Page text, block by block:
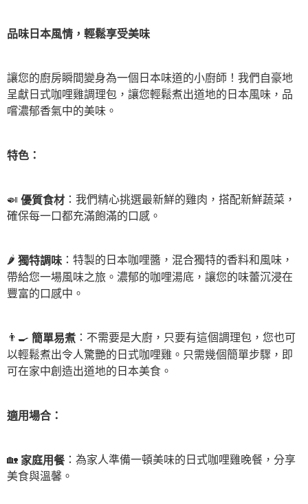
3.實際核准額度、可分期數及費用金額請依後續交易確認頁面所載為準。
4.訂單成立30分鐘內，如未前往確認交易或遇審核未通過，訂單將自動取
【繳款方式說明】
1.分期款項不併入電信帳單，「大哥付你分期」於每月結算日後寄送繳費提
醒簡訊。
2.透過簡訊連結打開帳單後，可選擇「超商條碼／台灣大直營門市／銀行轉
【注意事項】
2.基於同意付款使用「大哥付你分期」之契約關係目的，商店將以您的個人
資料（包含姓名、電話或地址）提供予台灣大哥大進項蒐集、處理及利用，
便利好安心！
３．安心：先確認商品／服務後，再付款。
【「AFTEE先享後付」結帳流程】
１．於結帳方式選擇「AFTEE先享後付」後，將跳轉至「AFTEE先享後付」
ATM／網路銀行／等多元方式進行付款，方視為交易完成。
後付繳納相關費用。
※ 交易是否成功請以「AFTEE先享後付 」之結帳頁面顯示為準，若有關於
是否繳費成功／繳費後需取消欲退款等相關疑問，請聯繫「AFTEE先享後付
【注意事項】
１．透過由恩沛科技股份有限公司提供之「AFTEE先享後付」服務完成之交
易，需依本服務之必要範圍內提供個人資料，並將交易相關給付款項請求債
權轉讓予恩沛科技股份有限公司。
３．未成年的使用者請事先徵得法定代理人或監護人之同意方可使用
「AFTEE先享後付」，若未經同意申辦者引起之損失，本公司不負相關責
任。
４．使用「AFTEE先享後付」時，將依據個別帳號之用戶狀況，依本公司即
恩沛科技股份有限公司將有權停止該用戶之使用額度並採取法律行動。
相關說明
運送方式
付款後全家取貨
付款後萊爾富取貨
付款後7-11取貨
每筆NT$100，滿NT$1,000(含以上)免運費
品味日本風情，輕鬆享受美味
讓您的廚房瞬間變身為一個日本味道的小廚師！我們自豪地
呈獻日式咖哩雞調理包，讓您輕鬆煮出道地的日本風味，品
嚐濃郁香氣中的美味。
特色：
🍛 優質食材 ：我們精心挑選最新鮮的雞肉，搭配新鮮蔬菜，
確保每一口都充滿飽滿的口感。
🌶️ 獨特調味 ：特製的日本咖哩醬，混合獨特的香料和風味，
帶給您一場風味之旅。濃郁的咖哩湯底，讓您的味蕾沉浸在
豐富的口感中。
👨‍🍳 簡單易煮 ：不需要是大廚，只要有這個調理包，您也可
以輕鬆煮出令人驚艷的日式咖哩雞。只需幾個簡單步驟，即
可在家中創造出道地的日本美食。
適用場合：
🏡 家庭用餐：為家人準備一頓美味的日式咖哩雞晚餐，分享
美食與溫馨。